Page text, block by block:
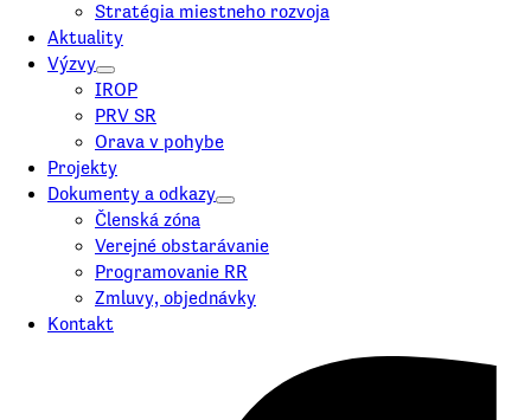
Stratégia miestneho rozvoja
Aktuality
Výzvy
IROP
PRV SR
Orava v pohybe
Projekty
Dokumenty a odkazy
Členská zóna
Verejné obstarávanie
Programovanie RR
Zmluvy, objednávky
Kontakt